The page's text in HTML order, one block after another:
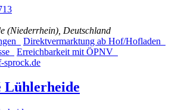
(Niederrhein), Deutschland
Direktvermarktung ab Hof/Hofladen
Erreichbarkeit mit ÖPNV
sprock.de
Lühlerheide